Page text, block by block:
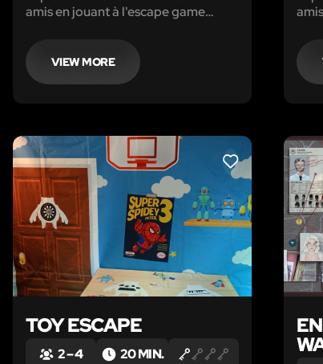
amis en jouant à l'escape game
grâce à ton smartphone.
VIEW MORE
LIKE
TOY ESCAPE
2 – 4 20 MIN.